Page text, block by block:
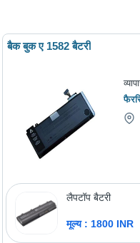
बैक बुक ए 1582 बैटरी
लैपटॉप बैटरी
मूल्य : 1800 INR